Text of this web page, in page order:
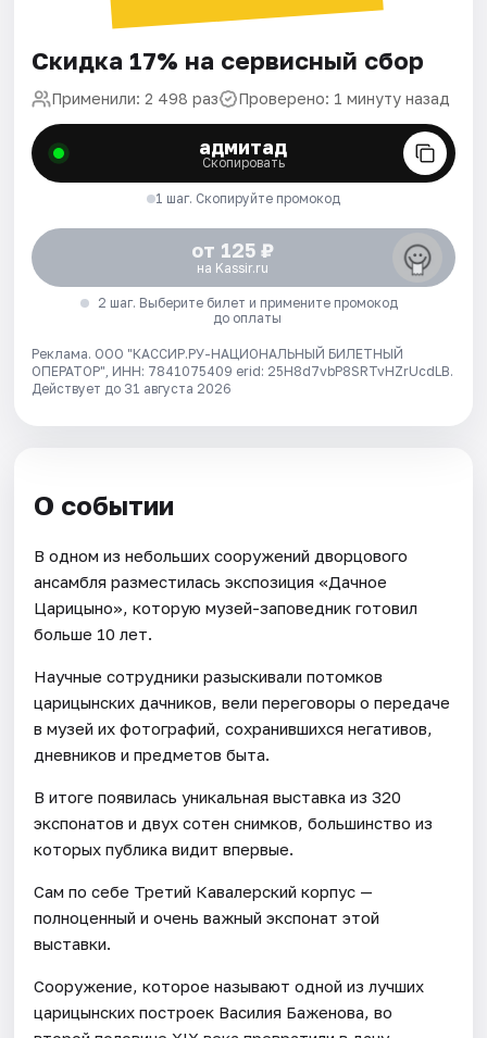
Скидка 17% на сервисный сбор
Применили: 2 498 раз Проверено: 1 минуту назад
адмитад
Скопировать
1 шаг. Скопируйте промокод
от 125 ₽
на Kassir.ru
2 шаг. Выберите билет и примените промокод
до оплаты
Реклама. ООО "КАССИР.РУ-НАЦИОНАЛЬНЫЙ БИЛЕТНЫЙ
ОПЕРАТОР", ИНН: 7841075409 erid: 25H8d7vbP8SRTvHZrUcdLB.
Действует до 31 августа 2026
О событии
В одном из небольших сооружений дворцового
ансамбля разместилась экспозиция «Дачное
Царицыно», которую музей-заповедник готовил
больше 10 лет.
Научные сотрудники разыскивали потомков
царицынских дачников, вели переговоры о передаче
в музей их фотографий, сохранившихся негативов,
дневников и предметов быта.
В итоге появилась уникальная выставка из 320
экспонатов и двух сотен снимков, большинство из
которых публика видит впервые.
Сам по себе Третий Кавалерский корпус —
полноценный и очень важный экспонат этой
выставки.
Сооружение, которое называют одной из лучших
царицынских построек Василия Баженова, во